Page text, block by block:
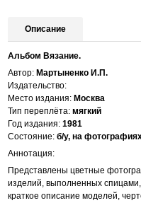
Описание
Альбом Вязание.
Автор: Мартыненко И.П.
Издательство:
Место издания: Москва
Тип переплёта:мягкий
Год издания:1981
Состояние:б/у, на
Аннотация:
Представлены цветные
изделий, выполненных
краткое описание моделей,